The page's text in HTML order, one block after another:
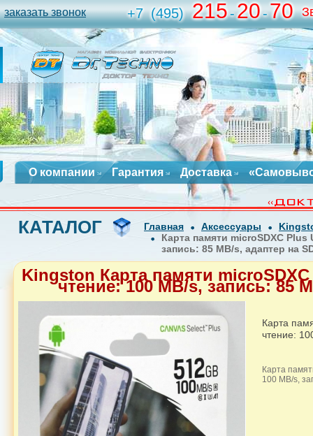
заказать звонок +7 (495) 215-20-70
О компании Гарантия Доставка
КАТАЛОГ Главная Аксессуары
Карта памяти microSDXC Plus
запись: 85 MB/s, адаптер на
Kingston Карта памяти microSDXC
чтение: 100 MB/s, запись: 85
Карта
чтение:
Карта
100 MB/s,